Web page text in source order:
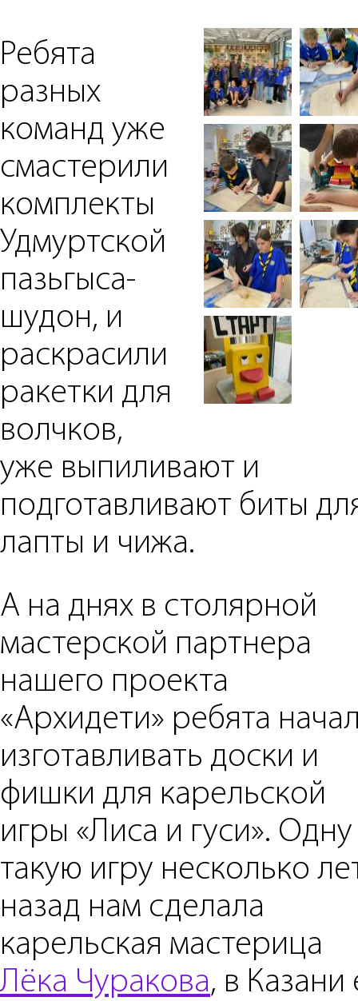
Ребята
разных
команд уже
смастерили
комплекты
Удмуртской
пазьгыса-
шудон, и
раскрасили
ракетки для
волчков,
уже выпиливают и
подготавливают биты
лапты и чижа.
А на днях в столярной
мастерской партнера
нашего проекта
«Архидети» ребята
изготавливать доски и
фишки для карельской
игры «Лиса и гуси». Одну
такую игру несколько
назад нам сделала
карельская мастерица
Лёка Чуракова, в Казани